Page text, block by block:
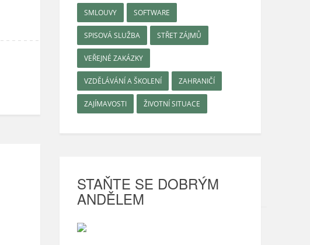
SMLOUVY SOFTWARE
SPISOVÁ SLUŽBA STŘET ZÁJMŮ
VEŘEJNÉ ZAKÁZKY
VZDĚLÁVÁNÍ A ŠKOLENÍ ZAHRANIČÍ
ZAJÍMAVOSTI ŽIVOTNÍ SITUACE
STAŇTE SE DOBRÝM
ANDĚLEM